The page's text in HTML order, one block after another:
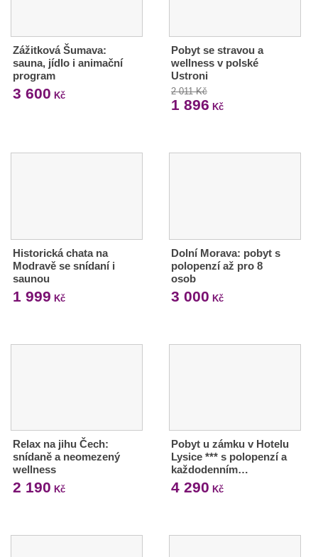
Zážitková Šumava:
sauna, jídlo i animační
program
3 600 Kč
Pobyt se stravou a
wellness v polské
Ustroni
2 011 Kč
1 896 Kč
Historická chata na
Modravě se snídaní i
saunou
1 999 Kč
Dolní Morava: pobyt s
polopenzí až pro 8
osob
3 000 Kč
Relax na jihu Čech:
snídaně a neomezený
wellness
2 190 Kč
Pobyt u zámku v Hotelu
Lysice *** s polopenzí a
každodenním…
4 290 Kč